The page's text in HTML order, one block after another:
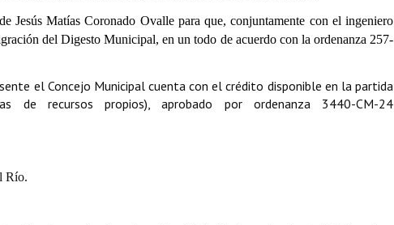
Jesús Matías Coronado Ovalle para que, conjuntamente con el ingeniero
del Digesto Municipal, en un todo de acuerdo con la ordenanza 257-
el Concejo Municipal cuenta con el crédito disponible en la partida
de recursos propios), aprobado por ordenanza 3440-CM-24
Río.